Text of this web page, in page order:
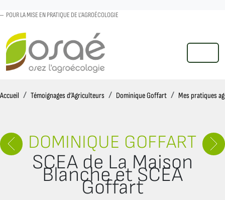
POUR LA MISE EN PRATIQUE DE L'AGROÉCOLOGIE
MENU
Accueil AccueilTémoignages d’Agriculteurs Dominique Goffart Mes pratiques
DOMINIQUE GOFFART
SCEA de La Maison
Blanche et SCEA
Goffart